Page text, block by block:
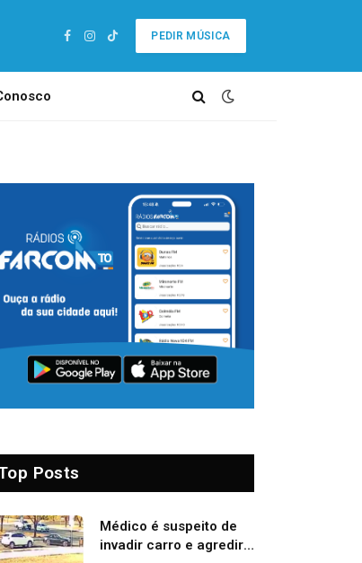
Facebook
Instagram
TikTok
PEDIR MÚSICA
Posts
Médico é suspeito de
invadir carro e agredir